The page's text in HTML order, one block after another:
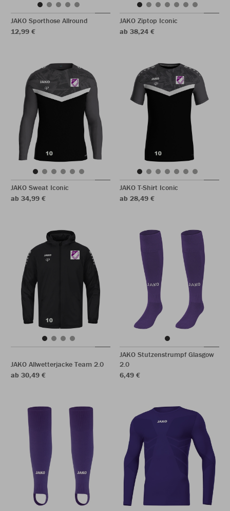
JAKO Sporthose Allround
12,99 €
JAKO Ziptop Iconic
ab 38,24 €
JAKO Sweat Iconic
ab 34,99 €
JAKO T-Shirt Iconic
ab 28,49 €
JAKO Allwetterjacke Team 2.0
ab 30,49 €
JAKO Stutzenstrumpf Glasgow
2.0
6,49 €